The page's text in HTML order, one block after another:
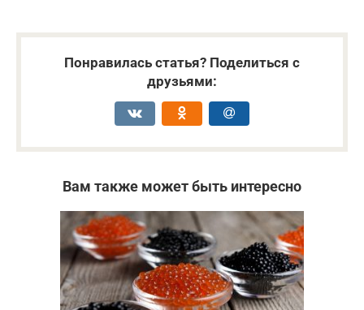
Понравилась статья? Поделиться с
друзьями:
Вам также может быть интересно